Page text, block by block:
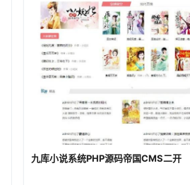
九库小说系统PHP源码帝国CMS二开